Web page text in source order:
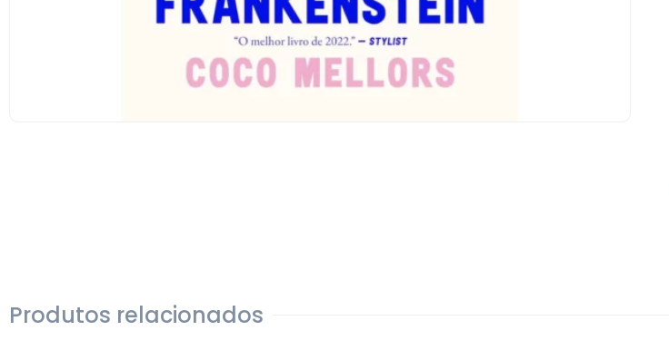
Produtos relacionados